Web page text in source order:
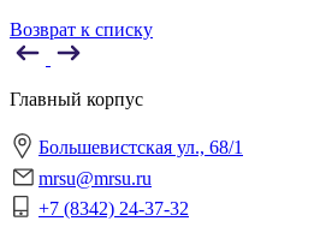
Возврат к списку
Главный корпус
Большевистская ул., 68/1
mrsu@mrsu.ru
+7 (8342) 24-37-32